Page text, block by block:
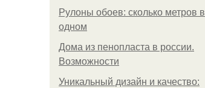
Рулоны обоев: сколько метров в
одном
Дома из пенопласта в россии.
Возможности
Уникальный дизайн и качество: